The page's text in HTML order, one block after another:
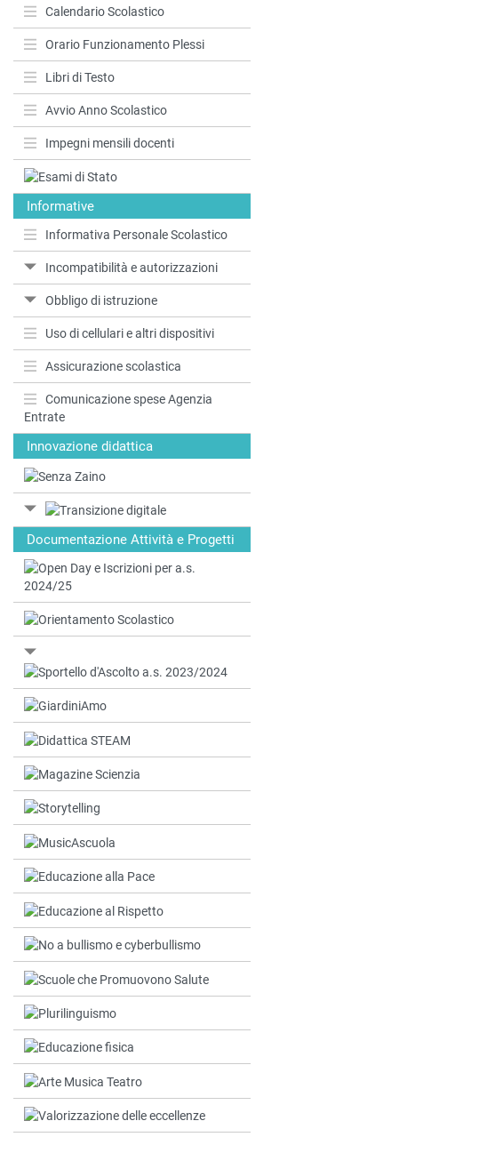
Calendario Scolastico
Orario Funzionamento Plessi
Libri di Testo
Avvio Anno Scolastico
Impegni mensili docenti
Informative
Informativa Personale Scolastico
Incompatibilità e autorizzazioni
Obbligo di istruzione
Uso di cellulari e altri dispositivi
Assicurazione scolastica
Comunicazione spese Agenzia
Entrate
Innovazione didattica
Documentazione Attività e Progetti